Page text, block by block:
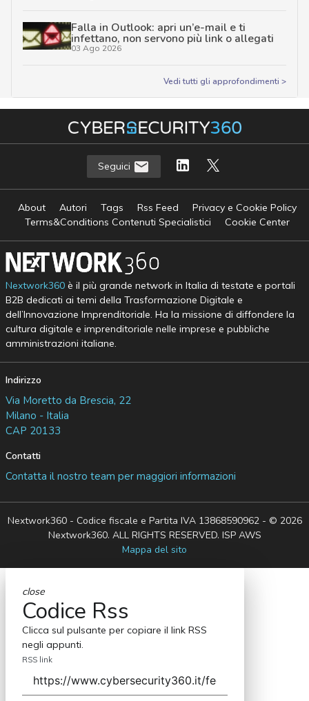
Falla in Outlook: apri un’e-mail e ti
infettano, non servono più link o allegati
03 Ago 2026
Vedi tutti gli approfondimenti >
Seguici
About Autori Tags Rss Feed
Privacy e Cookie Policy
Terms&Conditions Contenuti Specialistici
Cookie Center
Nextwork360è il più grande network in Italia di testate e portali
B2B dedicati ai temi della Trasformazione Digitale e
dell’Innovazione Imprenditoriale. Ha la missione di diffondere la
cultura digitale e imprenditoriale nelle imprese e pubbliche
amministrazioni italiane.
Indirizzo
Via Moretto da Brescia, 22
Milano - Italia
CAP 20133
Contatti
Contatta il nostro team per maggiori informazioni
Nextwork360 - Codice fiscale e Partita IVA 13868590962 - © 2026
Nextwork360. ALL RIGHTS RESERVED. ISP AWS
Mappa del sito
close
Codice Rss
Clicca sul pulsante per copiare il link RSS
negli appunti.
RSS link